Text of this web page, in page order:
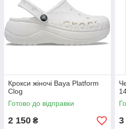
Крокси жіночі Baya Platform
Clog
Готово до відправки
2 150 ₴ 3